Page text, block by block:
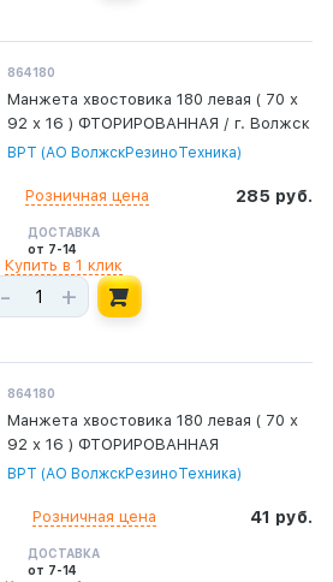
864180
Манжета хвостовика 180 левая ( 70 х
92 х 16 ) ФТОРИРОВАННАЯ / г. Волжск
ВРТ (АО ВолжскРезиноТехника)
285 руб.
Розничная цена
ДОСТАВКА
от 7-14
- +
Купить в 1 клик
864180
Манжета хвостовика 180 левая ( 70 х
92 х 16 ) ФТОРИРОВАННАЯ
ВРТ (АО ВолжскРезиноТехника)
41 руб.
Розничная цена
ДОСТАВКА
от 7-14